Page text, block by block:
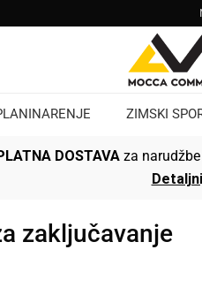
ZIMSKI
DOSTAVA za
zaključavanje